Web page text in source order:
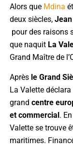
Alors que Mdina
deux siècles,
pour des raisons
que naquit La
Grand Maître de
Après le Grand
La Valette
grand centre
et commercial.
Valette se trouve
maritimes.